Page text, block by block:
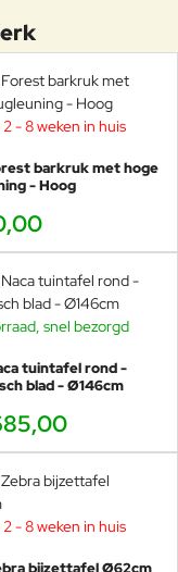
- 8 weken in huis
barkruk met hoge
- Hoog
snel bezorgd
tuintafel rond -
blad - Ø146cm
- 8 weken in huis
bijzettafel Ø62cm